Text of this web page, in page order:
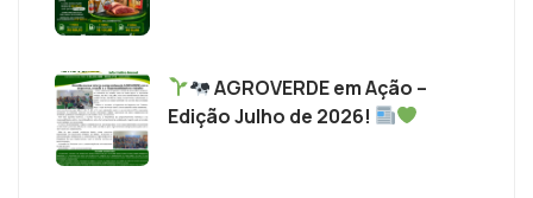
AGROVERDE em Ação –
Edição Julho de 2026!